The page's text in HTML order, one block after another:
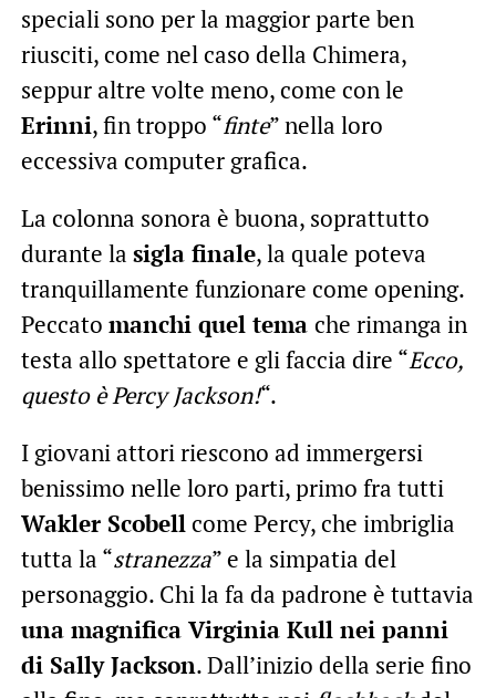
speciali sono per la maggior parte ben
riusciti, come nel caso della Chimera,
seppur altre volte meno, come con le
Erinni, fin troppo “finte” nella loro
eccessiva computer grafica.
La colonna sonora è buona, soprattutto
durante la sigla finale, la quale poteva
tranquillamente funzionare come opening.
Peccato manchi quel tema che rimanga in
testa allo spettatore e gli faccia dire “Ecco,
questo è Percy Jackson!“.
I giovani attori riescono ad immergersi
benissimo nelle loro parti, primo fra tutti
Wakler Scobellcome Percy, che imbriglia
tutta la “stranezza” e la simpatia del
personaggio. Chi la fa da padrone è tuttavia
una magnifica Virginia Kull nei panni
di Sally Jackson. Dall’inizio della serie fino